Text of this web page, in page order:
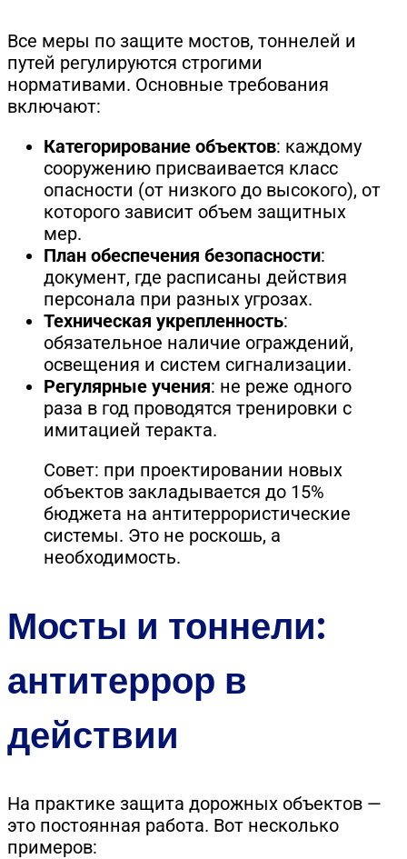
Все меры по защите мостов, тоннелей и
путей регулируются строгими
нормативами. Основные требования
включают:
Категорирование объектов: каждому
сооружению присваивается класс
опасности (от низкого до высокого), от
которого зависит объем защитных
мер.
План обеспечения безопасности:
документ, где расписаны действия
персонала при разных угрозах.
Техническая укрепленность:
обязательное наличие ограждений,
освещения и систем сигнализации.
Регулярные учения: не реже одного
раза в год проводятся тренировки с
имитацией теракта.
Совет: при проектировании новых
объектов закладывается до 15%
бюджета на антитеррористические
системы. Это не роскошь, а
необходимость.
Мосты и тоннели:
антитеррор в
действии
На практике защита дорожных объектов —
это постоянная работа. Вот несколько
примеров: